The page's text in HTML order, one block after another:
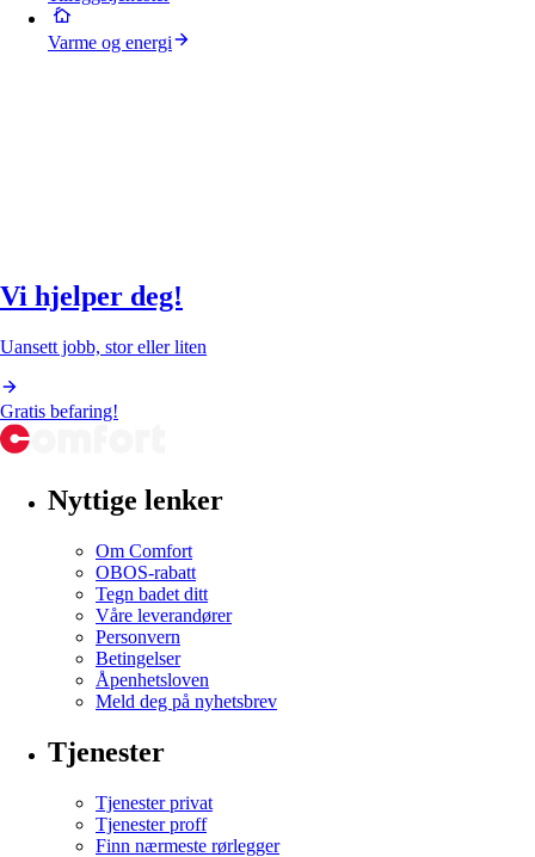
Varme og energi
Vi hjelper deg!
Uansett jobb, stor eller liten
Gratis befaring!
Nyttige lenker
Om Comfort
OBOS-rabatt
Tegn badet ditt
Våre leverandører
Personvern
Betingelser
Åpenhetsloven
Meld deg på nyhetsbrev
Tjenester
Tjenester privat
Tjenester proff
Finn nærmeste rørlegger